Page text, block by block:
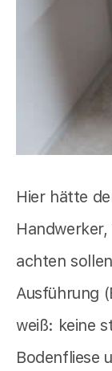
Hier hätte
Handwerker,
achten
Ausführung
weiß: keine
Bodenfliese